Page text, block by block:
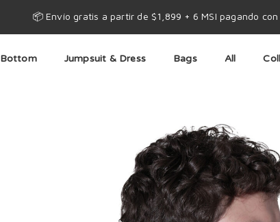
📦 Envío gratis a partir de $1,899 + 6 MSI pagando
Bottom Jumpsuit & Dress Bags All